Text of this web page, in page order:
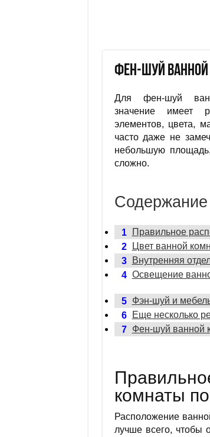
Фен-шуй ванной
Для фен-шуй
значение имеет
элементов, цвета,
часто даже не
небольшую
сложно.
Содержание
1
Правильное
2
Цвет ванной
3
Внутренняя
4 Освещение
5 Фэн-шуй и
6
Еще несколько
7 Фен-шуй ванной
комнаты
Расположение
лучше всего, чтобы